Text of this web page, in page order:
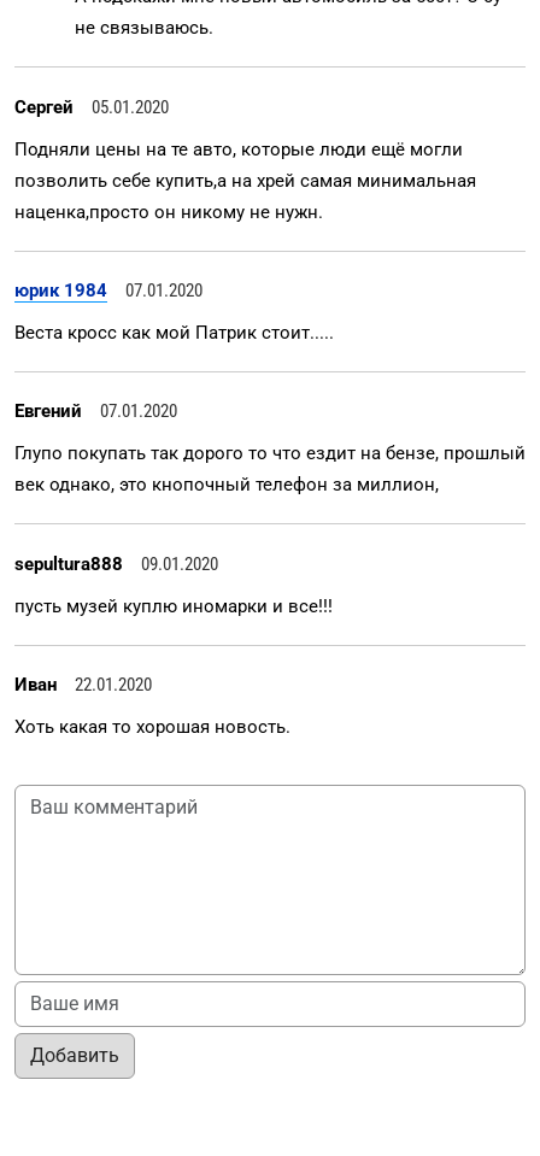
не связываюсь.
Сергей
05.01.2020
Подняли цены на те авто, которые люди ещё могли
позволить себе купить,а на хрей самая минимальная
наценка,просто он никому не нужн.
юрик 1984
07.01.2020
Веста кросс как мой Патрик стоит.....
Евгений
07.01.2020
Глупо покупать так дорого то что ездит на бензе, прошлый
век однако, это кнопочный телефон за миллион,
sepultura888
09.01.2020
пусть музей куплю иномарки и все!!!
Иван
22.01.2020
Хоть какая то хорошая новость.
Добавить